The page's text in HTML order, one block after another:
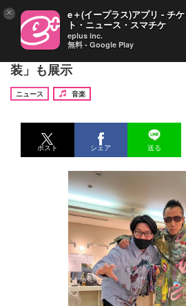
長渕剛、衣装展・パネル展開
装」も展示
ニュース
音楽
ポスト シェア 送る
× e＋(イープラス)アプリ - チ
ト・ニュース・スマチケ
eplus inc.
無料 - Google Play